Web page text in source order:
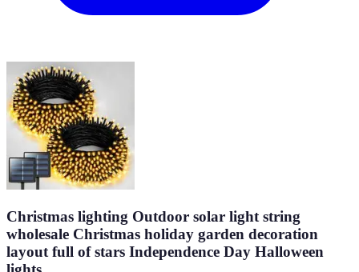
Christmas lighting Outdoor solar light string
wholesale Christmas holiday garden decoration
layout full of stars Independence Day Halloween